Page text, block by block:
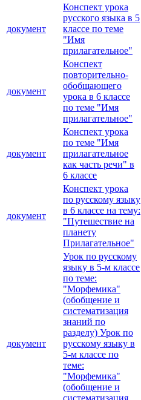
документ
Конспект урока
русского языка в 5
классе по теме
"Имя
прилагательное"
документ
Конспект
повторительно-
обобщающего
урока в 6 классе
по теме "Имя
прилагательное"
документ
Конспект урока
по теме "Имя
прилагательное
как часть речи" в
6 классе
документ
Конспект урока
по русскому языку
в 6 классе на тему:
"Путешествие на
планету
Прилагательное"
документ
Урок по русскому
языку в 5-м классе
по теме:
"Морфемика"
(обобщение и
систематизация
знаний по
разделу) Урок по
русскому языку в
5-м классе по
теме:
"Морфемика"
(обобщение и